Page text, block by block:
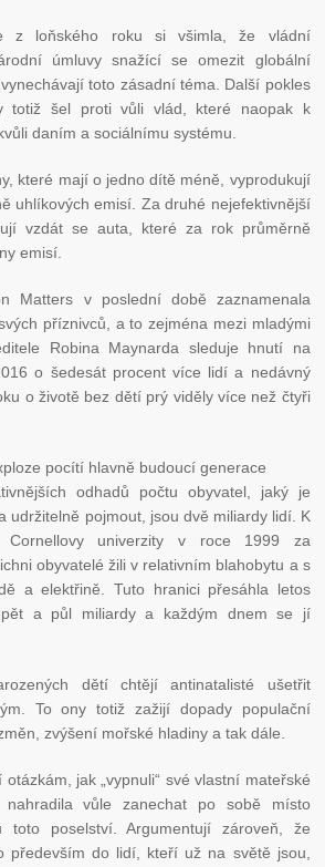
z loňského roku si všimla, že vládní
úmluvy snažící se omezit globální
toto zásadní téma. Další pokles
totiž šel proti vůli vlád, které naopak k
daním a sociálnímu systému.
které mají o jedno dítě méně, vyprodukují
uhlíkových emisí. Za druhé nejefektivnější
vzdát se auta, které za rok průměrně
emisí.
Matters v poslední době zaznamenala
příznivců, a to zejména mezi mladými
Robina Maynarda sleduje hnutí na
o šedesát procent více lidí a nedávný
o životě bez dětí prý viděly více než čtyři
pocítí hlavně budoucí generace
odhadů počtu obyvatel, jaký je
udržitelně pojmout, jsou dvě miliardy lidí. K
univerzity v roce 1999 za
obyvatelé žili v relativním blahobytu a s
a elektřině. Tuto hranici přesáhla letos
a půl miliardy a každým dnem se jí
dětí chtějí antinatalisté ušetřit
To ony totiž zažijí dopady populační
zvýšení mořské hladiny a tak dále.
jak „vypnuli“ své vlastní mateřské
vůle zanechat po sobě místo
toto poselství. Argumentují zároveň, že
především do lidí, kteří už na světě jsou,